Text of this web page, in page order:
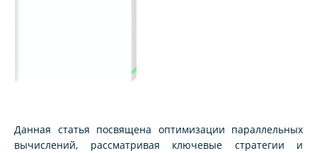
Данная статья посвящена оптимизации параллельных
вычислений, рассматривая ключевые стратегии и